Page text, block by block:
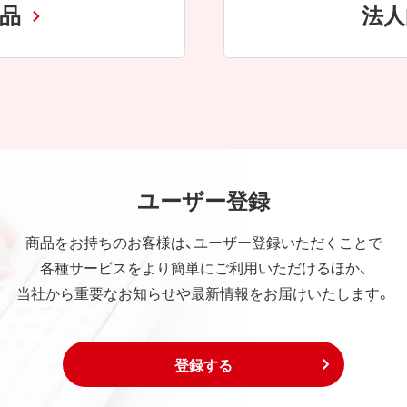
法
ユーザー登録
商品をお持ちのお客様は、ユーザー登録いただくことで
各種サービスをより簡単にご利用いただけるほか、
当社から重要なお知らせや最新情報をお届けいたします。
登録する